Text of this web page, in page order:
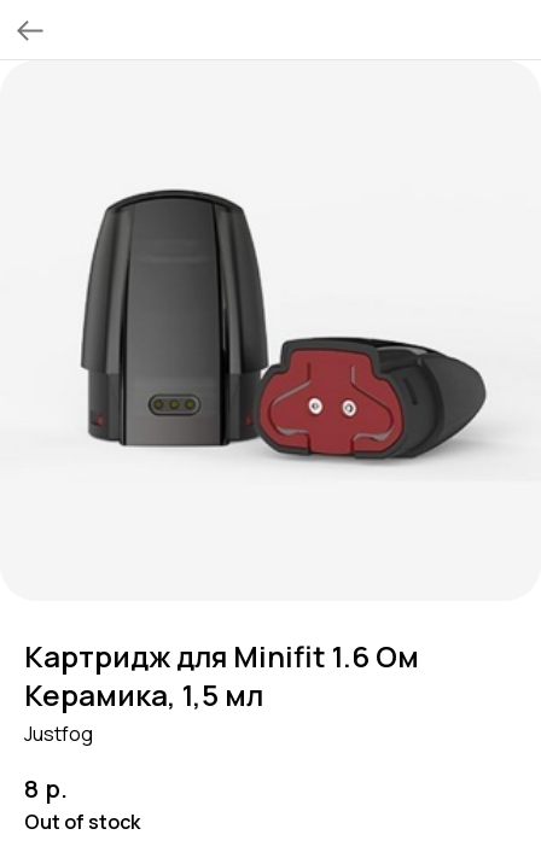
Картридж для Minifit 1.6 Ом
Керамика, 1,5 мл
Justfog
8 р.
Out of stock